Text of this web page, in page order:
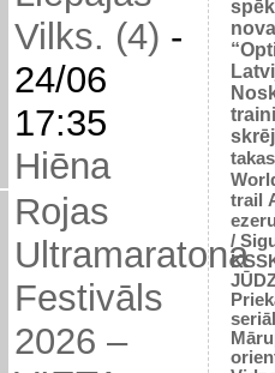
Vilks. (4) -
24/06
17:35
Hiēna
Rojas
Ultramaratona
Festivāls
2026 –
takas
trail
/